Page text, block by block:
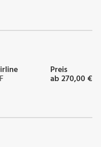
Preis
ab 270,00 €